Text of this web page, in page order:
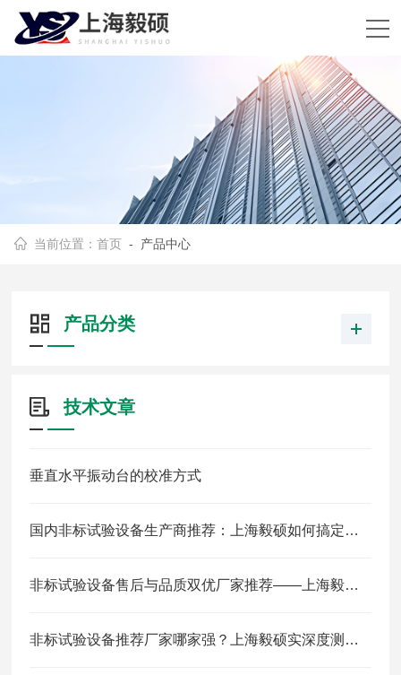
当前位置：首页 - 产品中心
产品分类
技术文章
垂直水平振动台的校准方式
国内非标试验设备生产商推荐：上海毅硕如何搞定新能源/航空/医药复合环境定制
非标试验设备售后与品质双优厂家推荐——上海毅硕服务闭环解析
非标试验设备推荐厂家哪家强？上海毅硕实深度测评与选型指南